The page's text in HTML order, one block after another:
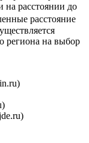
на расстоянии до
расстояние
региона на выбор
)
)
)